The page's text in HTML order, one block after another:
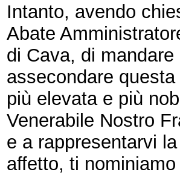
Intanto, avendo
Abate
di Cava, di
assecondare
più elevata e più
Venerabile Nostro
e a rappresentarvi
affetto, ti